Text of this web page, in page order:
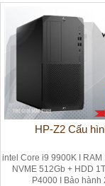
HP-Z2 Cấu
intel Core i9 9900K I RAM
NVME 512Gb + HDD
P4000 I Bảo hành